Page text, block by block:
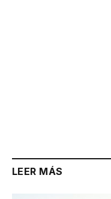
LEER MÁS